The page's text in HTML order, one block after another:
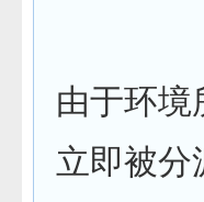
由于环境
立即被分